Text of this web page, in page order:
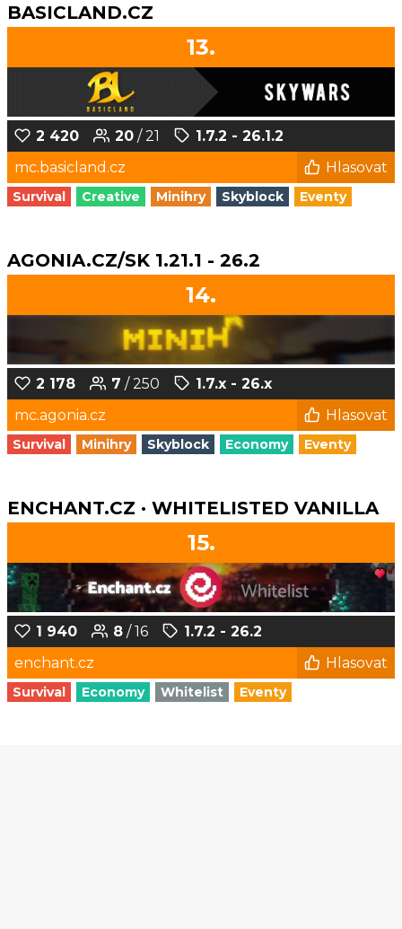
BASICLAND.CZ
13.
2 420 20 / 21
1.7.2 - 26.1.2
mc.basicland.cz
Hlasovat
Survival Creative Minihry Skyblock Eventy
AGONIA.CZ/SK 1.21.1 - 26.2
14.
2 178 7 / 250
1.7.x - 26.x
mc.agonia.cz
Hlasovat
Survival Minihry Skyblock Economy Eventy
ENCHANT.CZ · WHITELISTED VANILLA
15.
1 940 8 / 16
1.7.2 - 26.2
enchant.cz
Hlasovat
Survival Economy Whitelist Eventy